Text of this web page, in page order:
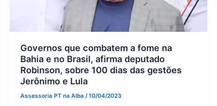
Governos que combatem a fome na
Bahia e no Brasil, afirma deputado
Robinson, sobre 100 dias das gestões
Jerônimo e Lula
Assessoria PT na Alba /10/04/2023